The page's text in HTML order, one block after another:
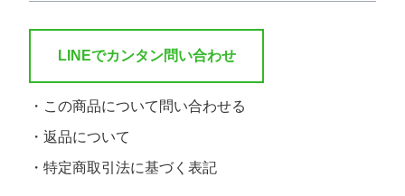
LINEでカンタン問い合わせ
・この商品について問い合わせる
・返品について
・特定商取引法に基づく表記
直径
材質
特徴
食品・米穀